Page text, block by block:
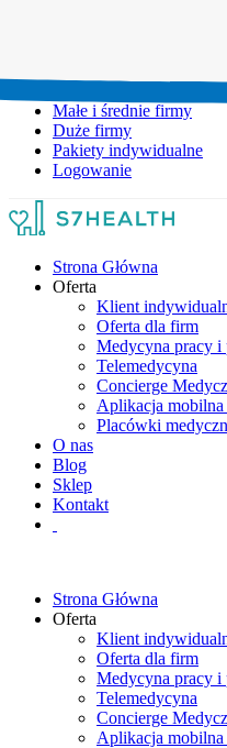
Małe i średnie firmy
Duże firmy
Pakiety indywidualne
Logowanie
Strona Główna
Oferta
Klient
Oferta dla firm
Medycyna pracy i
Telemedycyna
Concierge
Aplikacja
Placówki
O nas
Blog
Sklep
Kontakt
Strona Główna
Oferta
Klient
Oferta dla firm
Medycyna pracy i
Telemedycyna
Concierge
Aplikacja